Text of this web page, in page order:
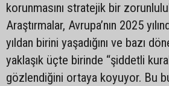
korunmasını stratejik bir
Araştırmalar, Avrupa’nın 2025
yıldan birini yaşadığını ve bazı
yaklaşık üçte birinde “şiddetli
gözlendiğini ortaya koyuyor. Bu